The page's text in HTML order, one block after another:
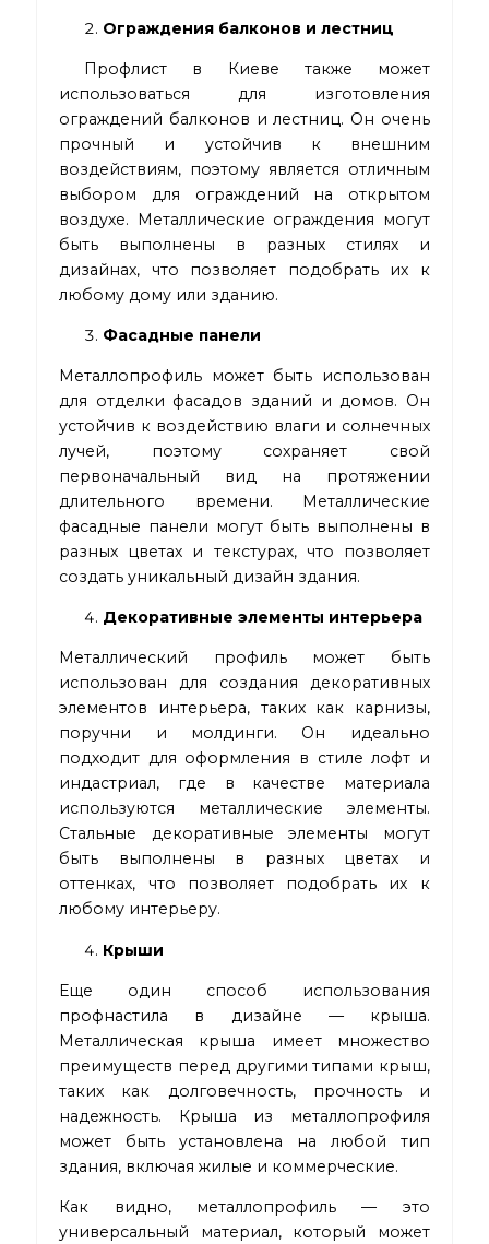
Ограждения балконов и лестниц
Профлист в Киеве также может
использоваться для изготовления
ограждений балконов и лестниц. Он очень
прочный и устойчив к внешним
воздействиям, поэтому является отличным
выбором для ограждений на открытом
воздухе. Металлические ограждения могут
быть выполнены в разных стилях и
дизайнах, что позволяет подобрать их к
любому дому или зданию.
Фасадные панели
Металлопрофиль может быть использован
для отделки фасадов зданий и домов. Он
устойчив к воздействию влаги и солнечных
лучей, поэтому сохраняет свой
первоначальный вид на протяжении
длительного времени. Металлические
фасадные панели могут быть выполнены в
разных цветах и текстурах, что позволяет
создать уникальный дизайн здания.
Декоративные элементы интерьера
Металлический профиль может быть
использован для создания декоративных
элементов интерьера, таких как карнизы,
поручни и молдинги. Он идеально
подходит для оформления в стиле лофт и
индастриал, где в качестве материала
используются металлические элементы.
Стальные декоративные элементы могут
быть выполнены в разных цветах и
оттенках, что позволяет подобрать их к
любому интерьеру.
Крыши
Еще один способ использования
профнастила в дизайне — крыша.
Металлическая крыша имеет множество
преимуществ перед другими типами крыш,
таких как долговечность, прочность и
надежность. Крыша из металлопрофиля
может быть установлена на любой тип
здания, включая жилые и коммерческие.
Как видно, металлопрофиль — это
универсальный материал, который может